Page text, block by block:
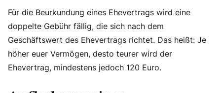
Für die Beurkundung eines Ehevertrags wird eine
doppelte Gebühr fällig, die sich nach dem
Geschäftswert des Ehevertrags richtet. Das heißt: Je
höher euer Vermögen, desto teurer wird der
Ehevertrag, mindestens jedoch 120 Euro.